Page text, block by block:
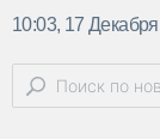
10:03, 17